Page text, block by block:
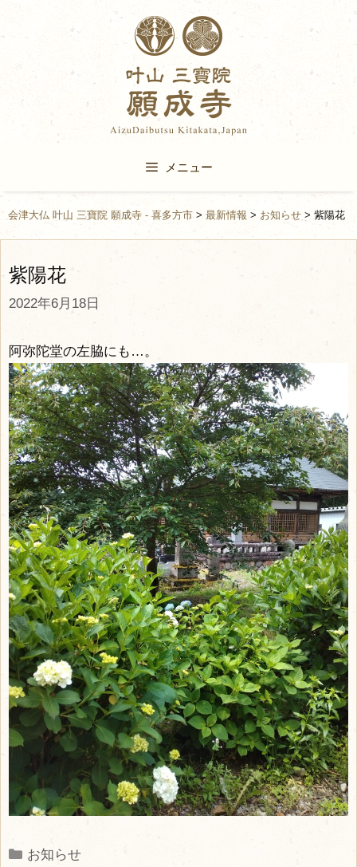
to
content
メニュー
会津大仏 叶山 三寶院 願成寺 - 喜多方市 > 最新情報 > お知らせ > 紫陽花
紫陽花
2022年6月18日
阿弥陀堂の左脇にも…。
Categories
お知らせ